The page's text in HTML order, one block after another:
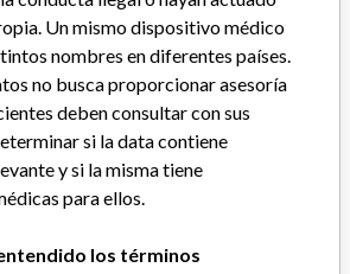
CANADA (OPERATING
General Electric Company
Un mismo dispositivo médico
nombres en diferentes países.
no busca proporcionar asesoría
deben consultar con sus
si la data contiene
y si la misma tiene
para ellos.
los términos